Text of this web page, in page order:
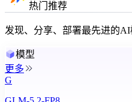
热门推荐
发现、分享、部署最先进的
模型
更多
G